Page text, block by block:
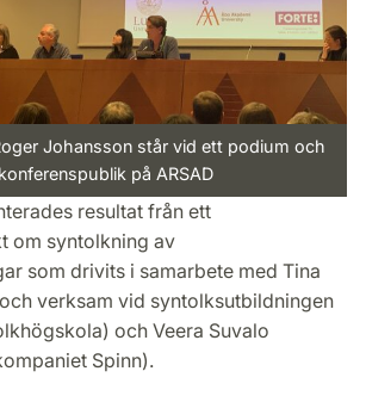
Johansson står vid ett podium och
på ARSAD
resultat från ett
om syntolkning av
som drivits i samarbete med Tina
verksam vid syntolksutbildningen
och Veera Suvalo
Spinn).